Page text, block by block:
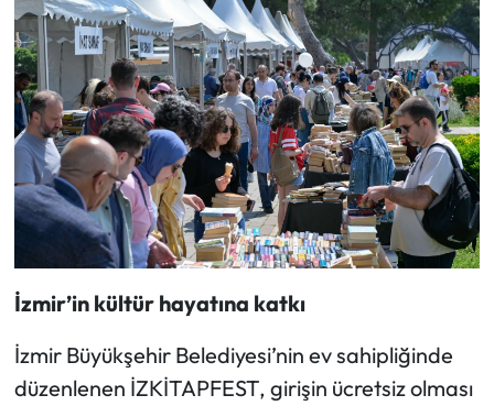
İzmir’in kültür hayatına katkı
İzmir Büyükşehir Belediyesi’nin ev sahipliğinde
düzenlenen İZKİTAPFEST, girişin ücretsiz olması